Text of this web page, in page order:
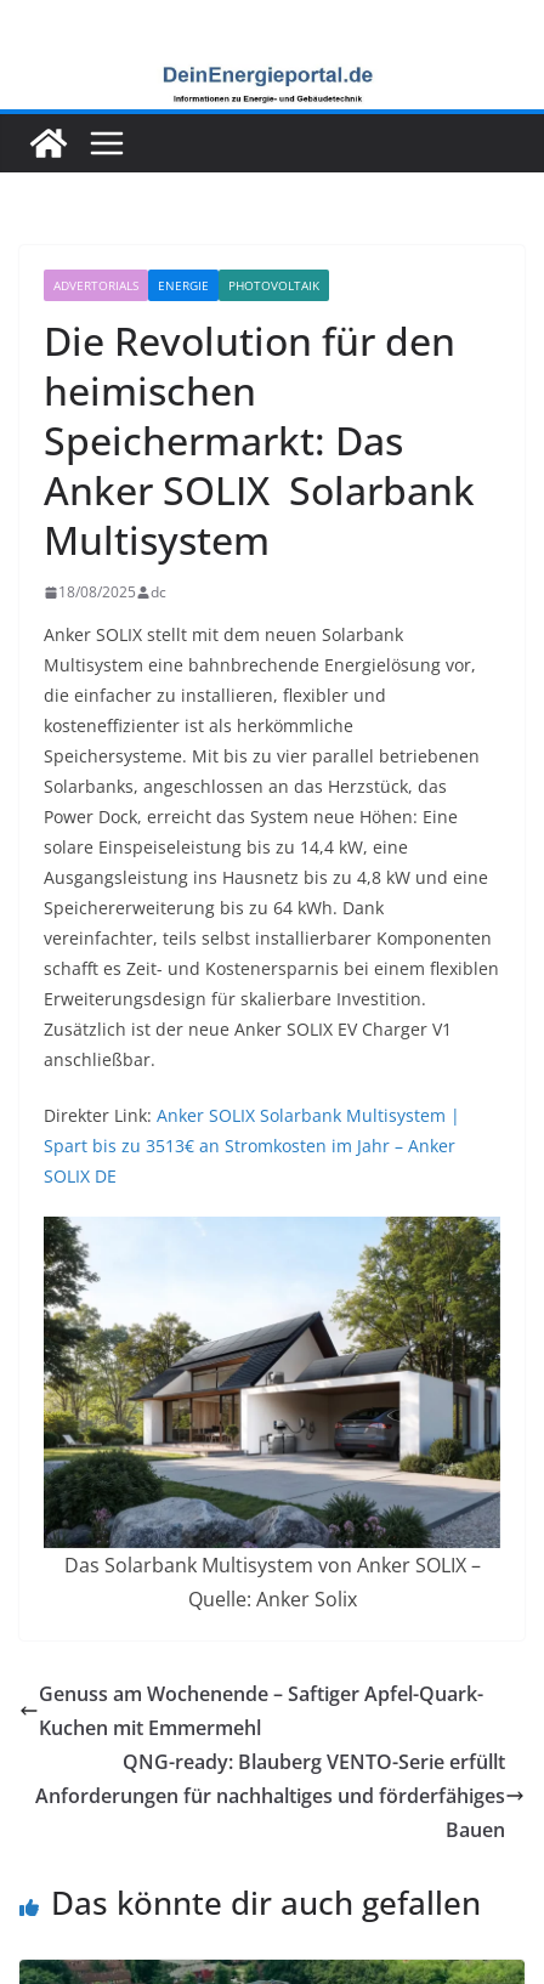
ADVERTORIALS ENERGIE PHOTOVOLTAIK
Die Revolution für den
heimischen
Speichermarkt: Das
Anker SOLIX Solarbank
Multisystem
18/08/2025 dc
Anker SOLIX stellt mit dem neuen Solarbank
Multisystem eine bahnbrechende Energielösung vor,
die einfacher zu installieren, flexibler und
kosteneffizienter ist als herkömmliche
Speichersysteme. Mit bis zu vier parallel betriebenen
Solarbanks, angeschlossen an das Herzstück, das
Power Dock, erreicht das System neue Höhen: Eine
solare Einspeiseleistung bis zu 14,4 kW, eine
Ausgangsleistung ins Hausnetz bis zu 4,8 kW und eine
Speichererweiterung bis zu 64 kWh. Dank
vereinfachter, teils selbst installierbarer Komponenten
schafft es Zeit- und Kostenersparnis bei einem flexiblen
Erweiterungsdesign für skalierbare Investition.
Zusätzlich ist der neue Anker SOLIX EV Charger V1
anschließbar.
Direkter Link: Anker SOLIX Solarbank Multisystem |
Spart bis zu 3513€ an Stromkosten im Jahr – Anker
SOLIX DE
Das Solarbank Multisystem von Anker SOLIX –
Quelle: Anker Solix
Genuss am Wochenende – Saftiger Apfel-Quark-
Kuchen mit Emmermehl
QNG-ready: Blauberg VENTO-Serie erfüllt
Anforderungen für nachhaltiges und förderfähiges
Bauen
Das könnte dir auch gefallen